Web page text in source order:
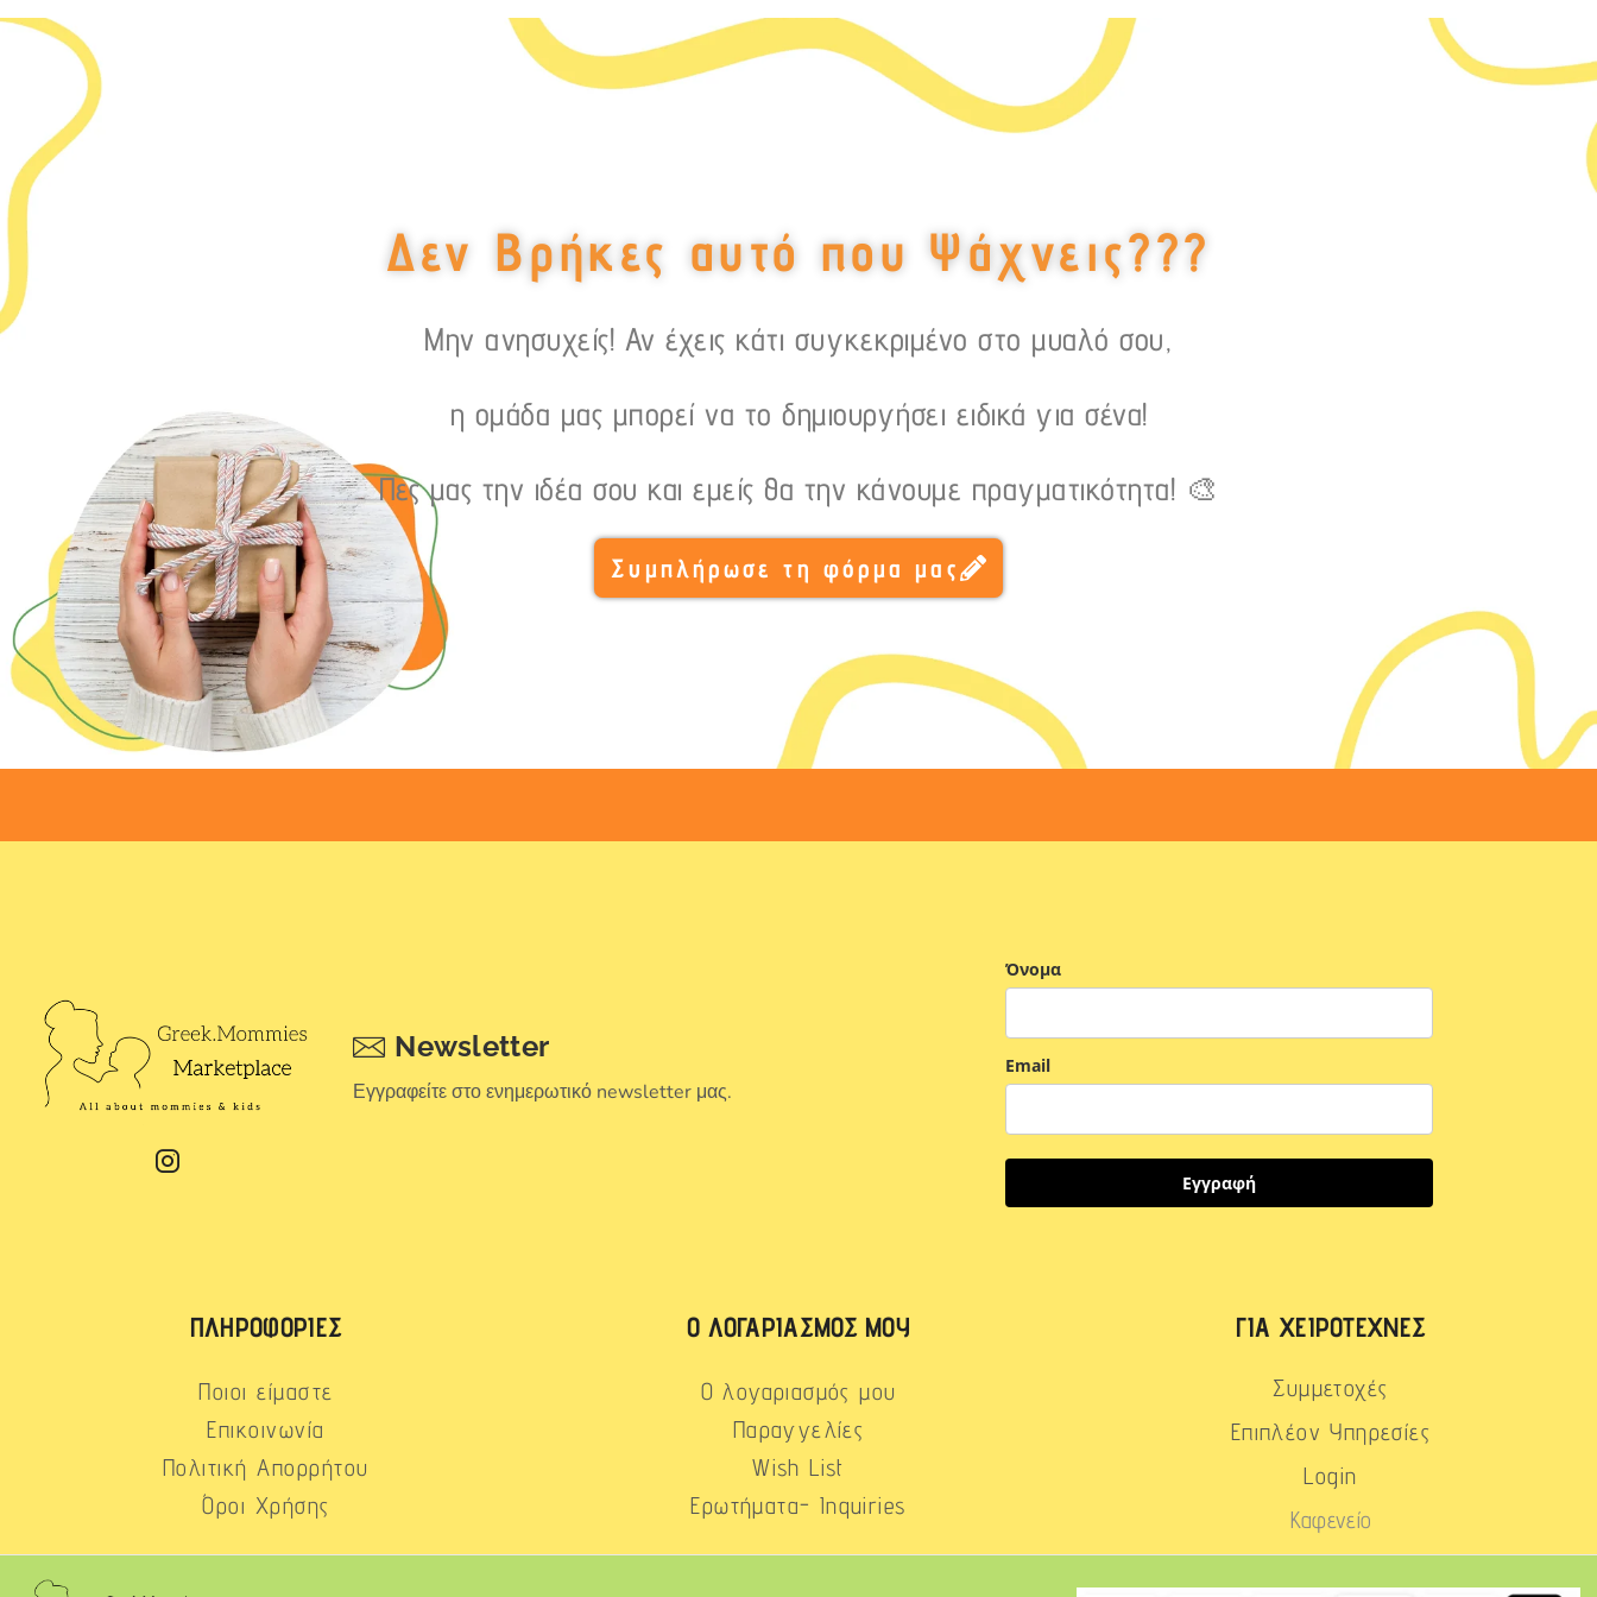
Δεν Βρήκες αυτό που Ψάχνεις???
Μην ανησυχείς! Αν έχεις κάτι συγκεκριμένο στο μυαλό σου,
η ομάδα μας μπορεί να το δημιουργήσει ειδικά για σένα!
Πες μας την ιδέα σου και εμείς θα την κάνουμε πραγματικότητα! 🎨
Συμπλήρωσε τη φόρμα μας
Newsletter
Εγγραφείτε στο ενημερωτικό newsletter μας.
Όνομα
Email
Εγγραφή
ΠΛΗΡΟΦΟΡΊΕΣ
Ποιοι είμαστε
Επικοινωνία
Πολιτική Απορρήτου
Όροι Χρήσης
Ο ΛΟΓΑΡΙΑΣΜΌΣ ΜΟΥ
Ο λογαριασμός μου
Παραγγελίες
Wish List
Ερωτήματα- Inquiries
ΓΙΑ ΧΕΙΡΟΤΈΧΝΕΣ
Συμμετοχές
Επιπλέον Υπηρεσίες
Login
Καφενείο